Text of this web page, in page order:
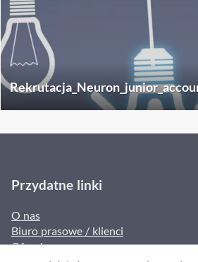
Przydatne linki
O nas
Biuro prasowe / klienci
Oferujemy